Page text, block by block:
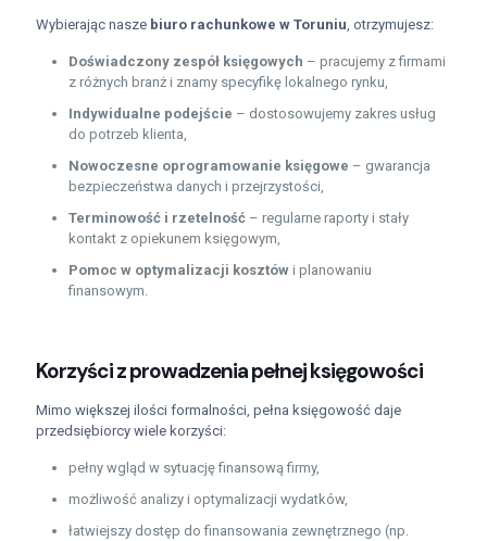
Wybierając nasze biuro rachunkowe w Toruniu, otrzymujesz:
Doświadczony zespół księgowych – pracujemy z firmami
z różnych branż i znamy specyfikę lokalnego rynku,
Indywidualne podejście – dostosowujemy zakres usług
do potrzeb klienta,
Nowoczesne oprogramowanie księgowe – gwarancja
bezpieczeństwa danych i przejrzystości,
Terminowość i rzetelność – regularne raporty i stały
kontakt z opiekunem księgowym,
Pomoc w optymalizacji kosztów i planowaniu
finansowym.
Korzyści z prowadzenia pełnej księgowości
Mimo większej ilości formalności, pełna księgowość daje
przedsiębiorcy wiele korzyści:
pełny wgląd w sytuację finansową firmy,
możliwość analizy i optymalizacji wydatków,
łatwiejszy dostęp do finansowania zewnętrznego (np.